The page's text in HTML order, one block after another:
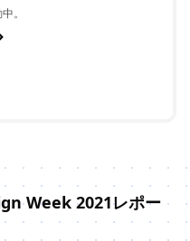
。
Week 2021レポー